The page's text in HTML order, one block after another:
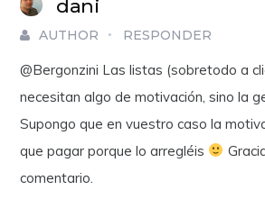
dani
AUTHOR RESPONDER
@Bergonzini Las listas (sobretodo a
necesitan algo de motivación, sino la
Supongo que en vuestro caso la
que pagar porque lo arregléis
comentario.